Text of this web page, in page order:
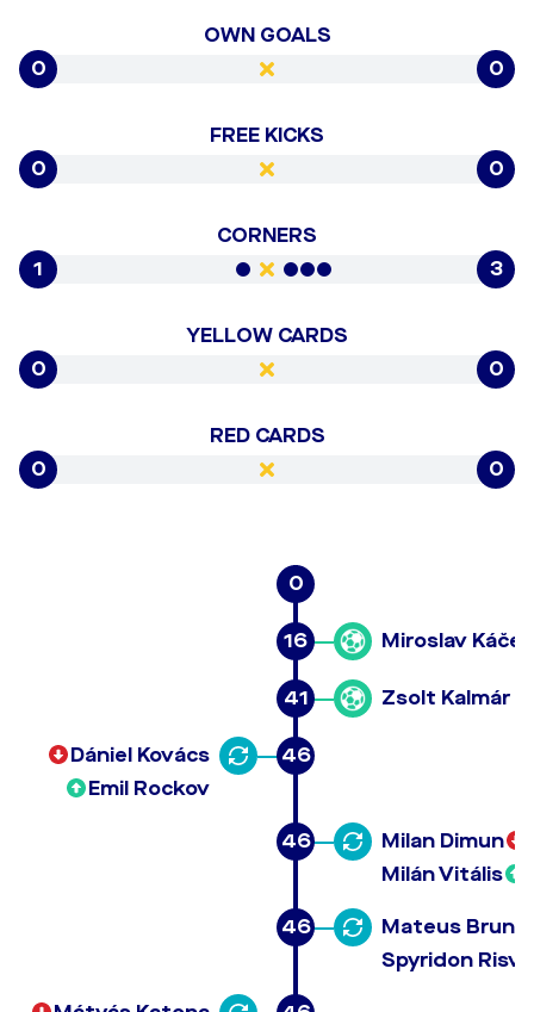
OWN GOALS
0
0
FREE KICKS
0
0
CORNERS
1
3
YELLOW CARDS
0
0
RED CARDS
0
0
0
16 Miroslav Káčer
41 Zsolt Kalmár
46
Dániel Kovács
Emil Rockov
46
Milan Dimun
Milán Vitális
46
Mateus
Spyridon